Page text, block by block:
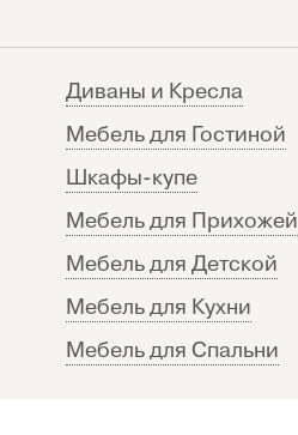
Диваны и Кресла
Мебель для Гостиной
Шкафы-купе
Мебель для Прихожей
Мебель для Детской
Мебель для Кухни
Мебель для Спальни